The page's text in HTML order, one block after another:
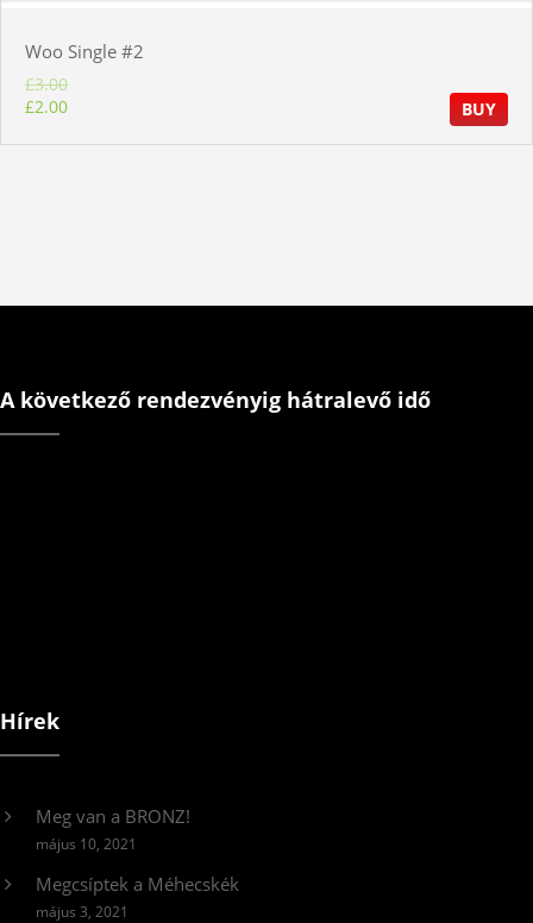
Woo Single #2
£3.00
£2.00 BUY
A következő rendezvényig hátralevő idő
Hírek
Meg van a BRONZ!
május 10, 2021
Megcsíptek a Méhecskék
május 3, 2021